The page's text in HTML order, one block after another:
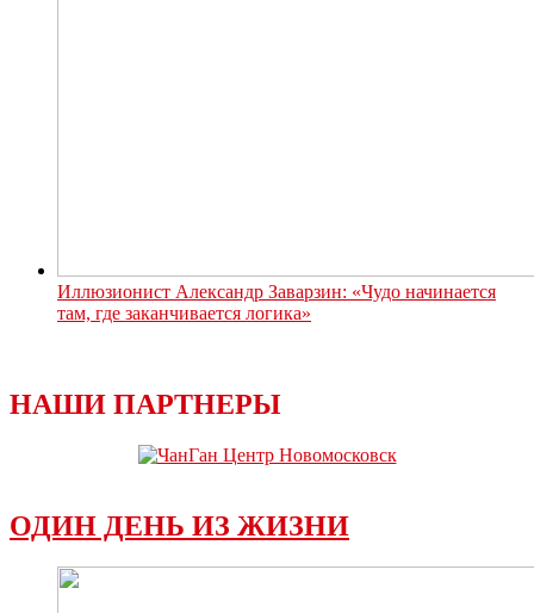
Иллюзионист Александр Заварзин: «Чудо начинается
там, где заканчивается логика»
НАШИ ПАРТНЕРЫ
ОДИН ДЕНЬ ИЗ ЖИЗНИ